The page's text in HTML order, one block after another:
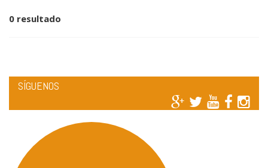
0 resultado
SÍGUENOS